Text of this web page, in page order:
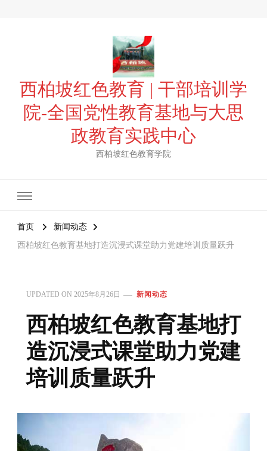
西柏坡红色教育 | 干部培训学
院-全国党性教育基地与大思
政教育实践中心
西柏坡红色教育学院
首页 新闻动态
西柏坡红色教育基地打造沉浸式课堂助力党建培训质量跃升
UPDATED ON 2025年8月26日 新闻动态
西柏坡红色教育基地打
造沉浸式课堂助力党建
培训质量跃升